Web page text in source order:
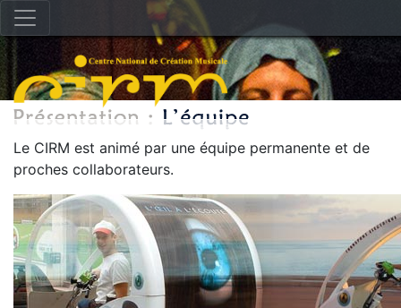
Le CIRM est animé par une équipe permanente et de
proches collaborateurs.